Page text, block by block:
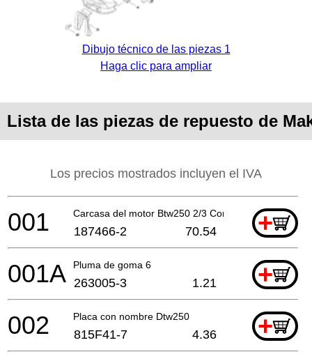
Dibujo técnico de las piezas 1
Haga clic para ampliar
Lista de las piezas de repuesto de
Los precios mostrados incluyen el IVA
Carcasa del motor Btw250 2/3 Cont.A +
001 187466-2 70.54
Pluma de goma 6 +
001A 263005-3 1.21
Placa con nombre Dtw250 +
002 815F41-7 4.36